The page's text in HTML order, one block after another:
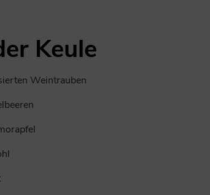
Keule
Weintrauben